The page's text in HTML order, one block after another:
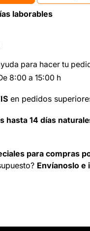
laborables
para hacer tu
8:00 a 15:00 h
en pedidos
hasta 14 días
para compras
Envíanoslo